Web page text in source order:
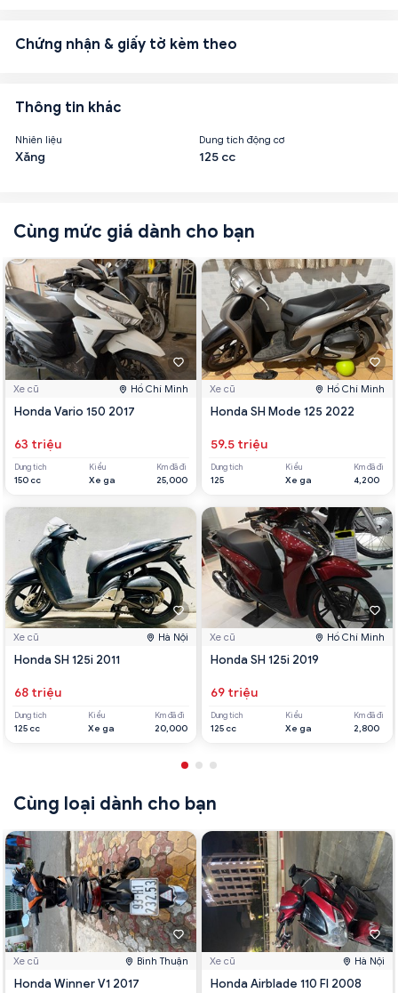
Chứng nhận & giấy tờ kèm theo
Thông tin khác
Nhiên liệu
Xăng
Dung tích động cơ
125 cc
Cùng mức giá dành cho bạn
Xe cũ Hồ Chí Minh
Honda Vario 150 2017
63 triệu
Dung tích
150 cc
Kiểu
Xe ga
Km đã đi
25,000
Xe cũ Hà Nội
Honda SH 125i 2011
68 triệu
Dung tích
125 cc
Kiểu
Xe ga
Km đã đi
20,000
Xe cũ Hồ Chí Minh
Honda SH Mode 125 2022
59.5 triệu
Dung tích
125
Kiểu
Xe ga
Km đã đi
4,200
Xe cũ Hồ Chí Minh
Honda SH 125i 2019
69 triệu
Dung tích
125 cc
Kiểu
Xe ga
Km đã đi
2,800
Cùng loại dành cho bạn
Xe cũ Bình Thuận
Honda Winner V1 2017
Xe cũ Hà Nội
Honda Airblade 110 FI 2008